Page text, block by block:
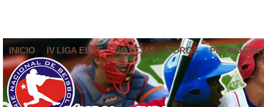
INICIO IV LIGA ELITE NOTICIAS FOROS